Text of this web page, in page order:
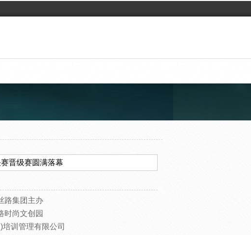
晋级赛圆满落幕
路集团主办
时尚文创园
培训管理有限公司